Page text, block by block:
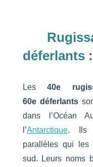
déferlants
Les40e
60e déferlants
dans l’Océan
l’Antarctique. Ils
parallèles qui les
sud. Leurs noms